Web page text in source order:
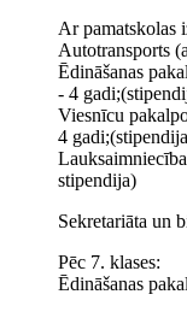
Ar pamatskolas
Autotransports
Ēdināšanas
- 4
Viesnīcu
4
stipendija)
Sekretariāta un
Pēc 7. klases:
Ēdināšanas